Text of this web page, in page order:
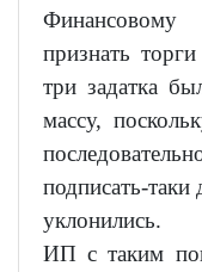
признать
три задатка
массу,
подписать-
уклонились.
ИП с таким